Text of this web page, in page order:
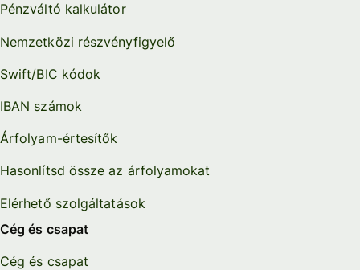
Pénzváltó kalkulátor
Nemzetközi részvényfigyelő
Swift/BIC kódok
IBAN számok
Árfolyam-értesítők
Hasonlítsd össze az árfolyamokat
Elérhető szolgáltatások
Cég és csapat
Cég és csapat